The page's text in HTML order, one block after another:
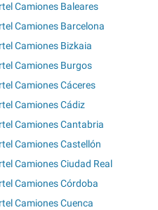
Camiones Baleares
Camiones Barcelona
Camiones Bizkaia
Camiones Burgos
Camiones Cáceres
Camiones Cádiz
Camiones Cantabria
Camiones Castellón
Camiones Ciudad Real
Camiones Córdoba
Camiones Cuenca